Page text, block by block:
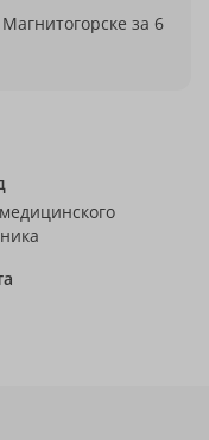
за 6